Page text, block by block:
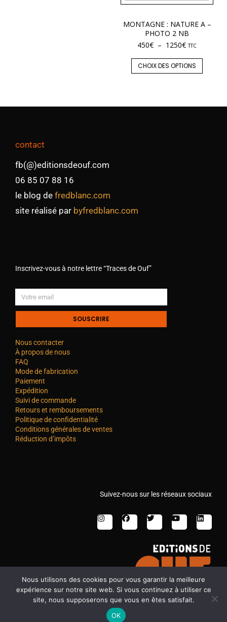
MONTAGNE : NATURE A –
PHOTO 2 NB
450€ – 1250€ TTC
CHOIX DES OPTIONS
contact
fb(@)editionsdeouf.com
06 85 07 88 16
le blog de fredblanc.com
site réalisé par byfredblanc.com
Inscrivez-vous à notre lettre “Traces de Ouf”
SOUSCRIRE
Nous contacter
À propos de nous
FAQ
Mode de fabrication
Paiement
Expédition
Suivi de commande
Retours et remboursements
Politique de confidentialité
Conditions générales de ventes
Réduction d’impôts
Suivez-nous sur les réseaux sociaux
Nous utilisons des cookies pour vous garantir la meilleure
expérience sur notre site web. Si vous continuez à utiliser ce
site, nous supposerons que vous en êtes satisfait.
OK